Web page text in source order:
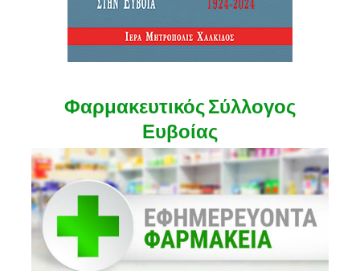
Φαρμακευτικός Σύλλογος
Ευβοίας